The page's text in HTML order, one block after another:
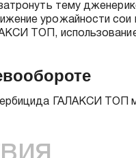
тему
урожайности
ТОП,
ГАЛАКСИ ТОП